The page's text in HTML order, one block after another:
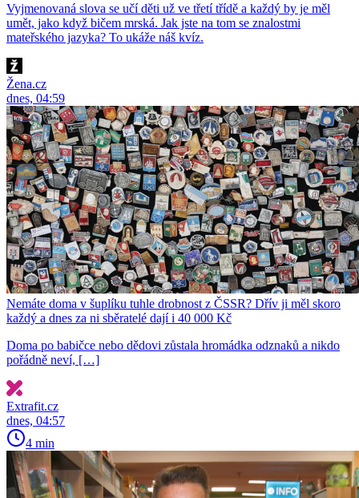
Vyjmenovaná slova se učí děti už ve třetí třídě a každý by je měl
umět, jako když bičem mrská. Jak jste na tom se znalostmi
mateřského jazyka? To ukáže náš kvíz.
Žena.cz
dnes, 04:59
Nemáte doma v šuplíku tuhle drobnost z ČSSR? Dřív ji měl skoro
každý a dnes za ni sběratelé dají i 40 000 Kč
Doma po babičce nebo dědovi zůstala hromádka odznaků a nikdo
pořádně neví, […]
Extrafit.cz
dnes, 04:57
4 min